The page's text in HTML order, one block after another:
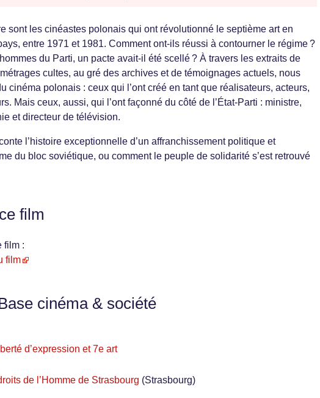
sont les cinéastes polonais qui ont révolutionné le septième art en
entre 1971 et 1981. Comment ont-ils réussi à contourner le régime ?
du Parti, un pacte avait-il été scellé ? À travers les extraits de
cultes, au gré des archives et de témoignages actuels, nous
cinéma polonais : ceux qui l’ont créé en tant que réalisateurs, acteurs,
Mais ceux, aussi, qui l’ont façonné du côté de l’État-Parti : ministre,
et directeur de télévision.
l’histoire exceptionnelle d’un affranchissement politique et
du bloc soviétique, ou comment le peuple de solidarité s’est retrouvé
film
film :
film
cinéma & société
d’expression et 7e art
de l’Homme de Strasbourg (Strasbourg)